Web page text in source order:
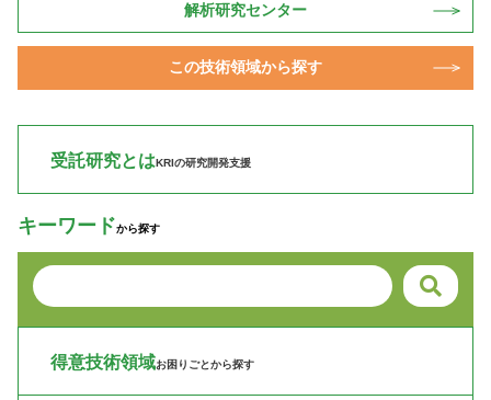
解析研究センター
この技術領域から探す
受託研究とはKRIの研究開発支援
キーワードから探す
得意技術領域お困りごとから探す